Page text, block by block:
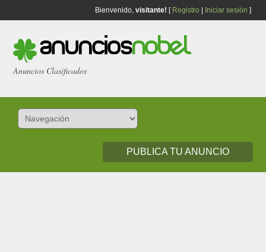
Bienvenido, visitante! [ Registro Iniciar sesión ]
Anuncios Clasificados
PUBLICA TU ANUNCIO